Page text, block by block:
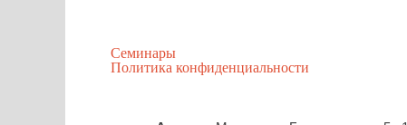
Семинары
Политика конфиденциальности